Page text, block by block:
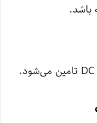
باشد.